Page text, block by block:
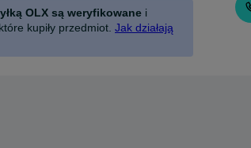
OLX są weryfikowane i
kupiły przedmiot. Jak działają